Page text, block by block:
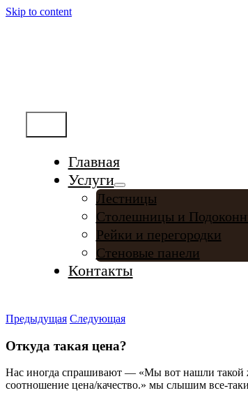
Skip to content
Главная
Услуги
Лестницы
Столешницы и
Рейки и перегородки
Стеновые панели
Контакты
Предыдущая Следующая
Откуда такая цена?
Нас иногда спрашивают — «Мы вот нашли такой
соотношение цена/качество.» мы слышим все-